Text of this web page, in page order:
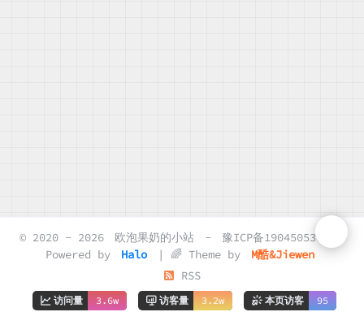
© 2020 - 2026 欧泡果奶的小站 -
豫ICP备19045053号-2
Powered by
Halo | 🌈 Theme by
M酷&Jiewen
RSS
访问量 3.6w 访客量 3.2w 本页访客 95